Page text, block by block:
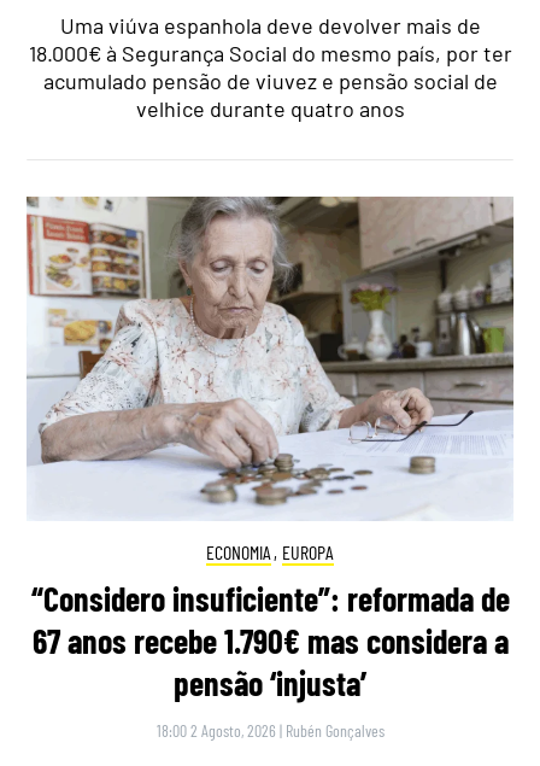
Uma viúva espanhola deve devolver mais de
18.000€ à Segurança Social do mesmo país, por ter
acumulado pensão de viuvez e pensão social de
velhice durante quatro anos
ECONOMIA , EUROPA
“Considero insuficiente”: reformada de
67 anos recebe 1.790€ mas considera a
pensão ‘injusta’
18:00 2 Agosto, 2026 | Rubén Gonçalves